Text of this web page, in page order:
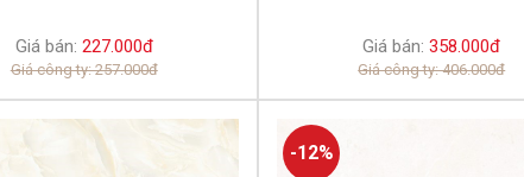
Giá bán: 227.000đ
Giá công ty: 257.000đ
Giá bán: 358.000đ
Giá công ty: 406.000đ
-12%